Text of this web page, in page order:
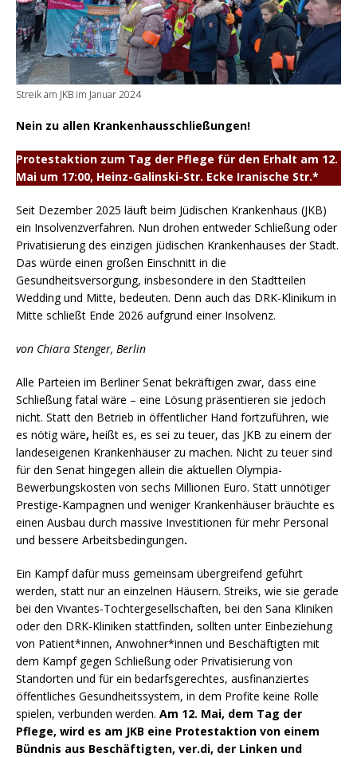
Streik am JKB im Januar 2024
Nein zu allen Krankenhausschließungen!
Protestaktion zum Tag der Pflege für den Erhalt am 12.
Mai um 17:00, Heinz-Galinski-Str. Ecke Iranische Str.*
Seit Dezember 2025 läuft beim Jüdischen Krankenhaus (JKB)
ein Insolvenzverfahren. Nun drohen entweder Schließung oder
Privatisierung des einzigen jüdischen Krankenhauses der Stadt.
Das würde einen großen Einschnitt in die
Gesundheitsversorgung, insbesondere in den Stadtteilen
Wedding und Mitte, bedeuten. Denn auch das DRK-Klinikum in
Mitte schließt Ende 2026 aufgrund einer Insolvenz.
von Chiara Stenger, Berlin
Alle Parteien im Berliner Senat bekräftigen zwar, dass eine
Schließung fatal wäre – eine Lösung präsentieren sie jedoch
nicht. Statt den Betrieb in öffentlicher Hand fortzuführen, wie
es nötig wäre, heißt es, es sei zu teuer, das JKB zu einem der
landeseigenen Krankenhäuser zu machen. Nicht zu teuer sind
für den Senat hingegen allein die aktuellen Olympia-
Bewerbungskosten von sechs Millionen Euro. Statt unnötiger
Prestige-Kampagnen und weniger Krankenhäuser bräuchte es
einen Ausbau durch massive Investitionen für mehr Personal
und bessere Arbeitsbedingungen.
Ein Kampf dafür muss gemeinsam übergreifend geführt
werden, statt nur an einzelnen Häusern. Streiks, wie sie gerade
bei den Vivantes-Tochtergesellschaften, bei den Sana Kliniken
oder den DRK-Kliniken stattfinden, sollten unter Einbeziehung
von Patient*innen, Anwohner*innen und Beschäftigten mit
dem Kampf gegen Schließung oder Privatisierung von
Standorten und für ein bedarfsgerechtes, ausfinanziertes
öffentliches Gesundheitssystem, in dem Profite keine Rolle
spielen, verbunden werden. Am 12. Mai, dem Tag der
Pflege, wird es am JKB eine Protestaktion von einem
Bündnis aus Beschäftigten, ver.di, der Linken und